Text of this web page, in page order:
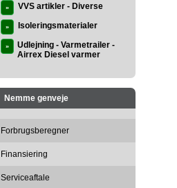
» VVS artikler - Diverse
» Isoleringsmaterialer
»
Udlejning - Varmetrailer -
Airrex Diesel varmer
Nemme genveje
Forbrugsberegner
Finansiering
Serviceaftale